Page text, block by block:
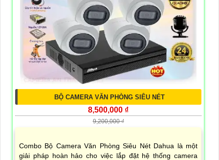
BỘ CAMERA VĂN PHÒNG SIÊU NÉT
8,500,000 ₫
9,200,000 ₫
Combo Bộ Camera Văn Phòng Siêu Nét Dahua là một
giải pháp hoàn hảo cho việc lắp đặt hệ thống camera